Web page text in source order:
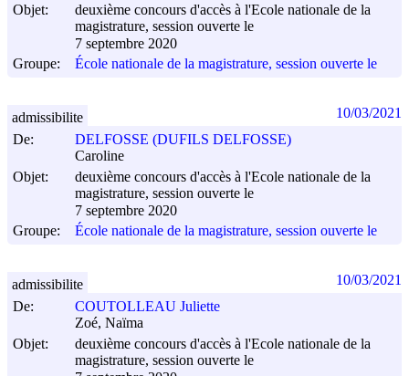
Objet:
deuxième concours d'accès à l'Ecole nationale de la
magistrature, session ouverte le
7 septembre 2020
Groupe:
École nationale de la magistrature, session ouverte le
De:
DELFOSSE (DUFILS DELFOSSE)
Caroline
Objet:
deuxième concours d'accès à l'Ecole nationale de la
magistrature, session ouverte le
7 septembre 2020
Groupe:
École nationale de la magistrature, session ouverte le
admissibilite 10/03/2021
De:
COUTOLLEAU Juliette
Zoé, Naïma
Objet:
deuxième concours d'accès à l'Ecole nationale de la
magistrature, session ouverte le
admissibilite 10/03/2021